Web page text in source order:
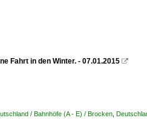
Fahrt in den Winter. - 07.01.2015 
/ Bahnhöfe (A - E) / Brocken